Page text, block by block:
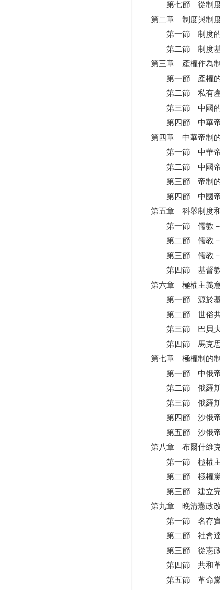
第七節 從制度
第二章 制度與制
第一節 制度的
第二節 制度基因
第三章 產權作為
第一節 產權的
第二節 私有產
第三節 中國的
第四節 中華帝
第四章 中華帝制
第一節 中華帝國
第二節 中國帝
第三節 帝制的
第四節 中國帝
第五章 科舉制度
第一節 儒教－
第二節 儒教－
第三節 儒教－
第四節 基督教
第六章 極權主義
第一節 源於基
第二節 世俗共
第三節 巴貝夫
第四節 馬克思
第七章 極權制的
第一節 中俄帝
第二節 俄羅斯
第三節 俄羅斯制
第四節 沙俄帝
第五節 沙俄帝
第八章 布爾什維
第一節 極權主
第二節 極權黨
第三節 建立完
第九章 晚清憲政
第一節 名存實
第二節 社會達
第三節 從憲政
第四節 共和革命
第五節 革命黨